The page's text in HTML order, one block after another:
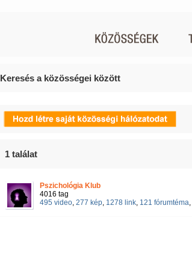
Keresés a közösségei között
1találat
Pszichológia Klub
4016 tag
495 video, 277 kép, 1278 link, 121 fórumtéma,